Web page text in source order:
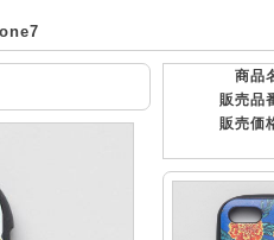
商品
販売品
販売価